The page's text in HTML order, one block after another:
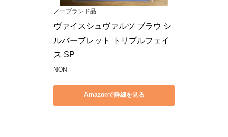
ノーブランド品
ヴァイスシュヴァルツ ブラウ シ
ルバーブレット トリプルフェイ
ス SP
NON
Amazonで詳細を見る